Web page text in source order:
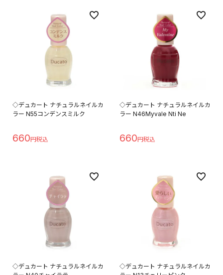
◇デュカート ナチュラルネイルカ
ラー N55コンデンスミルク
660
◇デュカート ナチュラルネイルカ
ラー N46Myvale Nti Ne
660
◇デュカート ナチュラルネイルカ
◇デュカート ナチュラルネイルカ